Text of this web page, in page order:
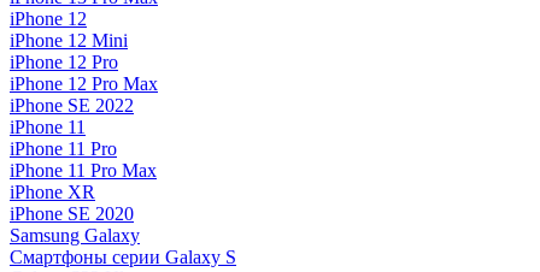
iPhone 12
iPhone 12 Mini
iPhone 12 Pro
iPhone 12 Pro Max
iPhone SE 2022
iPhone 11
iPhone 11 Pro
iPhone 11 Pro Max
iPhone XR
iPhone SE 2020
Samsung Galaxy
Смартфоны серии Galaxy S